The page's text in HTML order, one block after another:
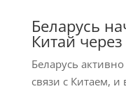
Беларусь
Китай
Беларусь
связи с Китаем,